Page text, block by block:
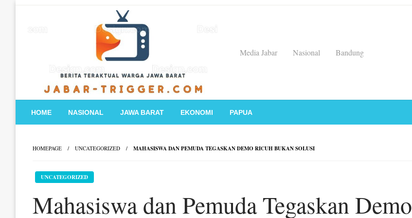
Media Jabar
Nasional Bandung
HOME NASIONAL JAWA BARAT EKONOMI PAPUA
HOMEPAGE UNCATEGORIZED MAHASISWA DAN PEMUDA TEGASKAN DEMO RICUH BUKAN SOLUSI
UNCATEGORIZED
Mahasiswa dan Pemuda Tegaskan Demo